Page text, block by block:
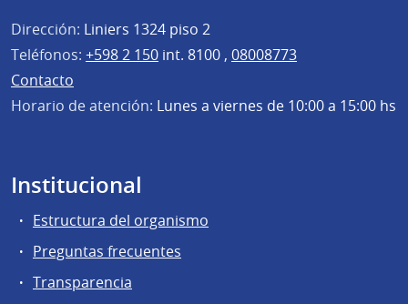
Dirección: Liniers 1324 piso 2
Teléfonos: +598 2 150 int. 8100 , 08008773
Contacto
Horario de atención: Lunes a viernes de 10:00 a 15:00 hs
Institucional
Estructura del organismo
Preguntas frecuentes
Transparencia